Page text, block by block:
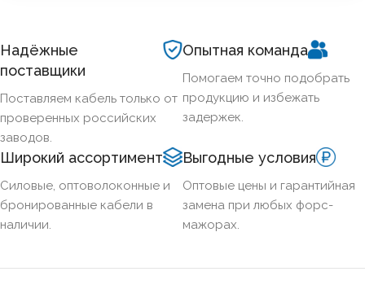
Надёжные
поставщики
Поставляем кабель только от
проверенных российских
заводов.
Опытная команда
Помогаем точно подобрать
продукцию и избежать
задержек.
Широкий ассортимент
Силовые, оптоволоконные и
бронированные кабели в
наличии.
Выгодные условия
Оптовые цены и гарантийная
замена при любых форс-
мажорах.